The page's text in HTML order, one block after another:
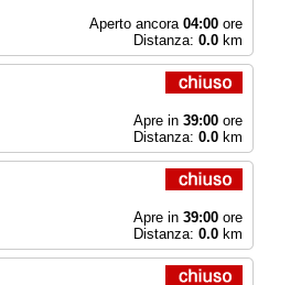
Aperto ancora 04:00ore
Distanza: 0.0km
Apre in 39:00ore
Distanza: 0.0km
Apre in 39:00ore
Distanza: 0.0km